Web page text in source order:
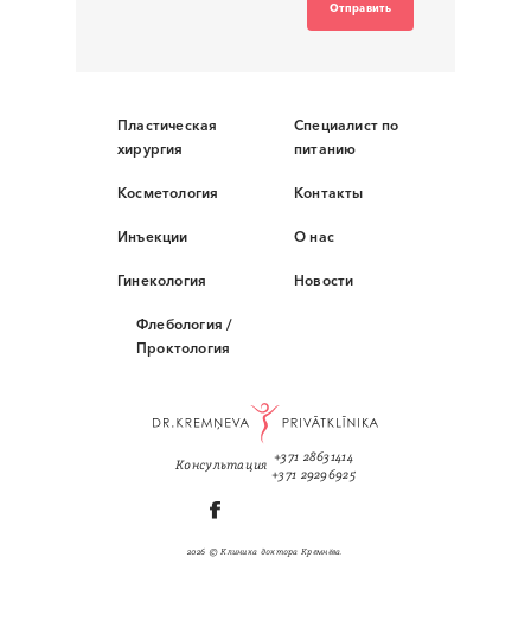
Отправить
Пластическая
хирургия
Косметология
Инъекции
Гинекология
Флебология /
Проктология
Специалист по
питанию
Контакты
О нас
Новости
Консультация
+371 28631414
+371 29296925
2026 © Клиника доктора Кремнёва.